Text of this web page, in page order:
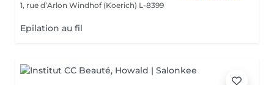
1, rue d’Arlon Windhof (Koerich) L-8399
Epilation au fil